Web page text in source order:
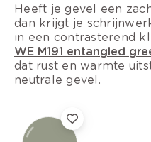
Heeft je gevel een
dan krijgt je
in een contrasterend
WE M191 entangled
dat rust en warmte
neutrale gevel.